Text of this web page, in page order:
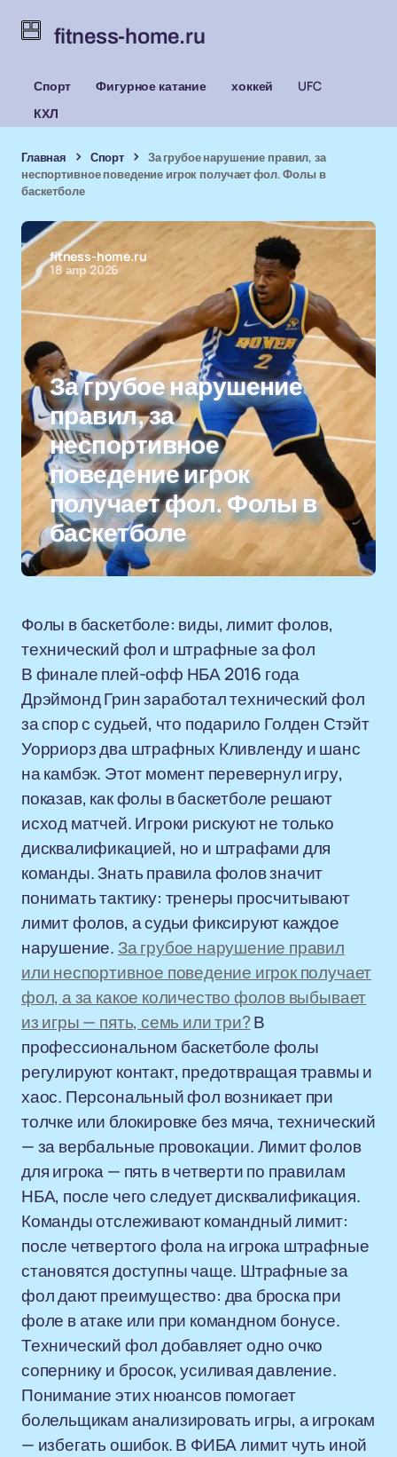
fitness-home.ru
Спорт Фигурное катание хоккей
UFC
КХЛ
Главная Спорт
За грубое нарушение правил, за
неспортивное поведение игрок получает фол. Фолы в
баскетболе
fitness-home.ru
18 апр 2026
За грубое нарушение
правил, за
неспортивное
поведение игрок
получает фол. Фолы в
баскетболе
Фолы в баскетболе: виды, лимит фолов,
технический фол и штрафные за фол
В финале плей-офф НБА 2016 года
Дрэймонд Грин заработал технический фол
за спор с судьей, что подарило Голден Стэйт
Уорриорз два штрафных Кливленду и шанс
на камбэк. Этот момент перевернул игру,
показав, как фолы в баскетболе решают
исход матчей. Игроки рискуют не только
дисквалификацией, но и штрафами для
команды. Знать правила фолов значит
понимать тактику: тренеры просчитывают
лимит фолов, а судьи фиксируют каждое
нарушение. За грубое нарушение правил
или неспортивное поведение игрок получает
фол, а за какое количество фолов выбывает
из игры — пять, семь или три?В
профессиональном баскетболе фолы
регулируют контакт, предотвращая травмы и
хаос. Персональный фол возникает при
толчке или блокировке без мяча, технический
— за вербальные провокации. Лимит фолов
для игрока — пять в четверти по правилам
НБА, после чего следует дисквалификация.
Команды отслеживают командный лимит:
после четвертого фола на игрока штрафные
становятся доступны чаще. Штрафные за
фол дают преимущество: два броска при
фоле в атаке или при командном бонусе.
Технический фол добавляет одно очко
сопернику и бросок, усиливая давление.
Понимание этих нюансов помогает
болельщикам анализировать игры, а игрокам
— избегать ошибок. В ФИБА лимит чуть иной